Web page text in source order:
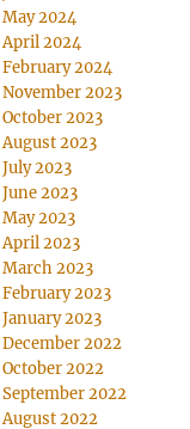
May 2024
April 2024
February 2024
November 2023
October 2023
August 2023
July 2023
June 2023
May 2023
April 2023
March 2023
February 2023
January 2023
December 2022
October 2022
September 2022
August 2022